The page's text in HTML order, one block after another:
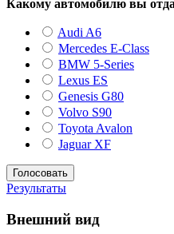
Какому автомобилю вы
Audi A6
Mercedes E-Class
BMW 5-Series
Lexus ES
Genesis G80
Volvo S90
Toyota Avalon
Jaguar XF
Результаты
Внешний вид